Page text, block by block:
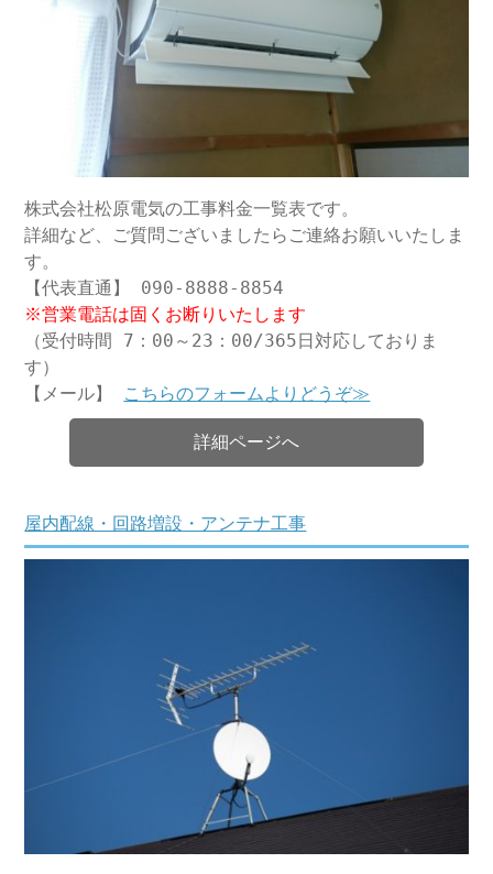
株式会社松原電気の工事料金一覧表です。
詳細など、ご質問ございましたらご連絡お願いいたしま
す。
【代表直通】 090-8888-8854
※営業電話は固くお断りいたします
（受付時間 7：00～23：00/365日対応しておりま
す）
【メール】 こちらのフォームよりどうぞ≫
詳細ページへ
屋内配線・回路増設・アンテナ工事